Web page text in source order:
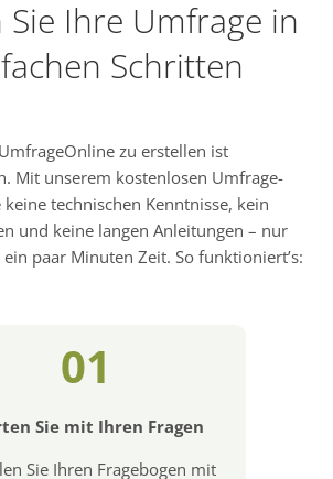
Sie Ihre Umfrage in
Schritten
zu erstellen ist
Mit unserem kostenlosen Umfrage-
technischen Kenntnisse, kein
und keine langen Anleitungen – nur
paar Minuten Zeit. So funktioniert’s:
01
Sie mit Ihren Fragen
Sie Ihren Fragebogen mit